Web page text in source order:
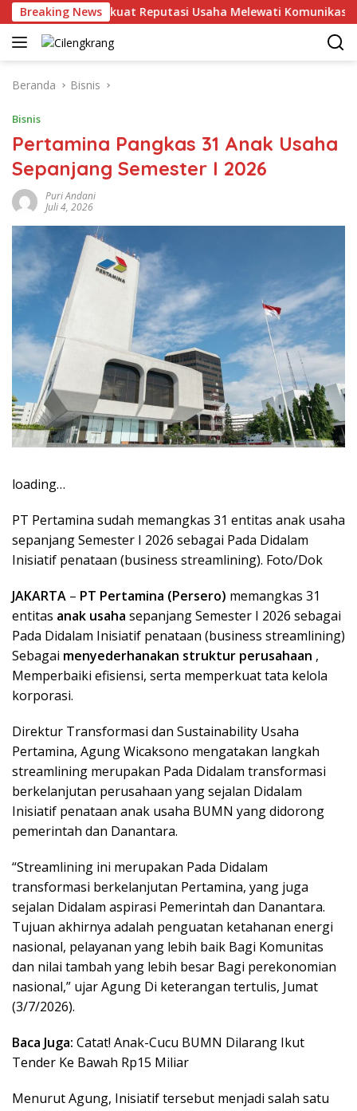
Langsung
ke
konten
Breaking News
MHU Perkuat Reputasi Usaha Melewati Komunikasi
Beranda Bisnis
Bisnis
Pertamina Pangkas 31 Anak Usaha
Sepanjang Semester I 2026
Puri Andani
Juli 4, 2026
loading…
PT Pertamina sudah memangkas 31 entitas anak usaha
sepanjang Semester I 2026 sebagai Pada Didalam
Inisiatif penataan (business streamlining). Foto/Dok
JAKARTA – PT Pertamina (Persero) memangkas 31
entitas anak usaha sepanjang Semester I 2026 sebagai
Pada Didalam Inisiatif penataan (business streamlining)
Sebagai menyederhanakan struktur perusahaan ,
Memperbaiki efisiensi, serta memperkuat tata kelola
korporasi.
Direktur Transformasi dan Sustainability Usaha
Pertamina, Agung Wicaksono mengatakan langkah
streamlining merupakan Pada Didalam transformasi
berkelanjutan perusahaan yang sejalan Didalam
Inisiatif penataan anak usaha BUMN yang didorong
pemerintah dan Danantara.
“Streamlining ini merupakan Pada Didalam
transformasi berkelanjutan Pertamina, yang juga
sejalan Didalam aspirasi Pemerintah dan Danantara.
Tujuan akhirnya adalah penguatan ketahanan energi
nasional, pelayanan yang lebih baik Bagi Komunitas
dan nilai tambah yang lebih besar Bagi perekonomian
nasional,” ujar Agung Di keterangan tertulis, Jumat
(3/7/2026).
Baca Juga: Catat! Anak-Cucu BUMN Dilarang Ikut
Tender Ke Bawah Rp15 Miliar
Menurut Agung, Inisiatif tersebut menjadi salah satu